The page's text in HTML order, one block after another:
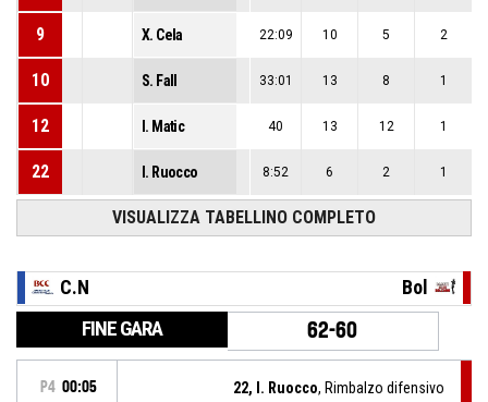
9 X. Cela 22:09 10 5 2
10 S. Fall 33:01 13 8 1
12 I. Matic 40 13 12 1
22 I. Ruocco 8:52 6 2 1
VISUALIZZA TABELLINO COMPLETO
C.N Bol
FINE GARA 62-60
P4 00:05 22, I. Ruocco, Rimbalzo difensivo